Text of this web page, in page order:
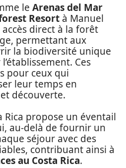
le Arenas del Mar
Resort à Manuel
direct à la forêt
permettant aux
la biodiversité unique
Ces
pour ceux qui
leur temps en
découverte.
Rica propose un éventail
au-delà de fournir un
séjour avec des
contribuant ainsi à
au Costa Rica.